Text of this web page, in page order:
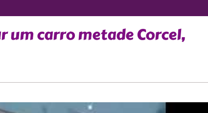
um carro metade Corcel,